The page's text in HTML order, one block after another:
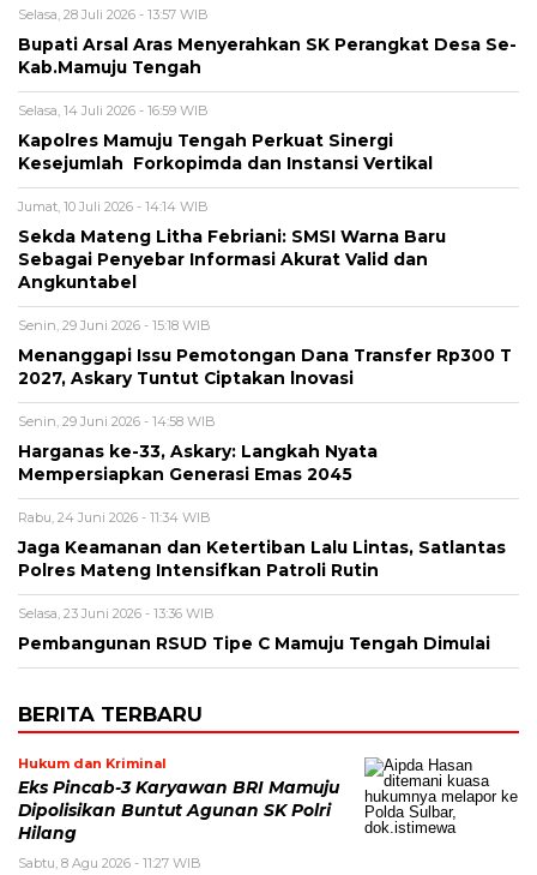
Selasa, 28 Juli 2026 - 13:57 WIB
Bupati Arsal Aras Menyerahkan SK Perangkat Desa Se-
Kab.Mamuju Tengah
Selasa, 14 Juli 2026 - 16:59 WIB
Kapolres Mamuju Tengah Perkuat Sinergi
Kesejumlah Forkopimda dan Instansi Vertikal
Jumat, 10 Juli 2026 - 14:14 WIB
Sekda Mateng Litha Febriani: SMSI Warna Baru
Sebagai Penyebar Informasi Akurat Valid dan
Angkuntabel
Senin, 29 Juni 2026 - 15:18 WIB
Menanggapi Issu Pemotongan Dana Transfer Rp300 T
2027, Askary Tuntut Ciptakan lnovasi
Senin, 29 Juni 2026 - 14:58 WIB
Harganas ke-33, Askary: Langkah Nyata
Mempersiapkan Generasi Emas 2045
Rabu, 24 Juni 2026 - 11:34 WIB
Jaga Keamanan dan Ketertiban Lalu Lintas, Satlantas
Polres Mateng Intensifkan Patroli Rutin
Selasa, 23 Juni 2026 - 13:36 WIB
Pembangunan RSUD Tipe C Mamuju Tengah Dimulai
BERITA TERBARU
Hukum dan Kriminal
Eks Pincab-3 Karyawan BRI Mamuju
Dipolisikan Buntut Agunan SK Polri
Hilang
Sabtu, 8 Agu 2026 - 11:27 WIB